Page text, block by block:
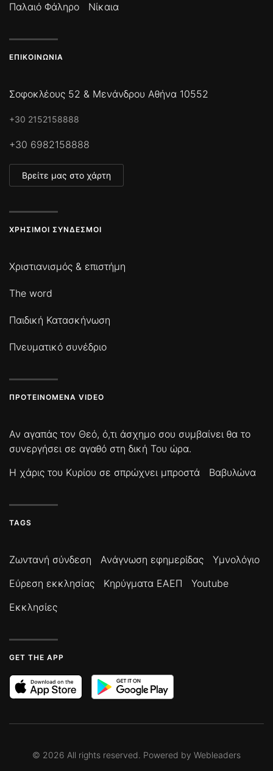
Παλαιό Φάληρο
Νίκαια
ΕΠΙΚΟΙΝΩΝΊΑ
Σοφοκλέους 52 & Μενάνδρου Αθήνα 10552
+30 2152158888
+30 6982158888
Βρείτε μας στο χάρτη
ΧΡΉΣΙΜΟΙ ΣΎΝΔΕΣΜΟΙ
Χριστιανισμός & επιστήμη
The word
Παιδική Κατασκήνωση
Πνευματικό συνέδριο
ΠΡΟΤΕΙΝΌΜΕΝΑ VIDEO
Αν αγαπάς τον Θεό, ό,τι άσχημο σου συμβαίνει θα το
συνεργήσει σε αγαθό στη δική Του ώρα.
Η χάρις του Κυρίου σε σπρώχνει μπροστά
Βαβυλώνα
TAGS
Ζωντανή σύνδεση Ανάγνωση εφημερίδας
Υμνολόγιο
Εύρεση εκκλησίας
Κηρύγματα ΕΑΕΠ
Youtube
Εκκλησίες
GET THE APP
© 2026 All rights reserved. Powered by Webleaders